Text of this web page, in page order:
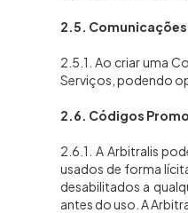
2.5. Comunicações
2.5.1. Ao criar uma
Serviços, podendo
2.6. Códigos
2.6.1. A Arbitralis
usados de forma
desabilitados a
antes do uso. A